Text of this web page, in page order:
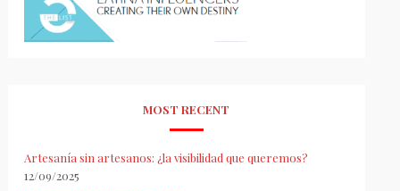
MOST RECENT
Artesanía sin artesanos: ¿la visibilidad que queremos?
12/09/2025